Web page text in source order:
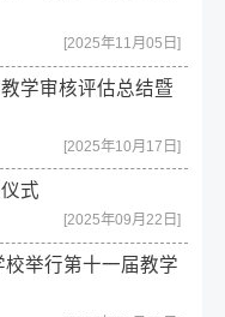
[2025年11月05日]
学审核评估总结暨
[2025年10月17日]
式
[2025年09月22日]
举行第十一届教学